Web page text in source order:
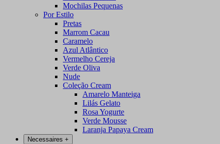
Mochilas Pequenas
Por Estilo
Pretas
Marrom Cacau
Caramelo
Azul Atlântico
Vermelho Cereja
Verde Oliva
Nude
Coleção Cream
Amarelo Manteiga
Lilás Gelato
Rosa Yogurte
Verde Mousse
Laranja Papaya Cream
Necessaires +